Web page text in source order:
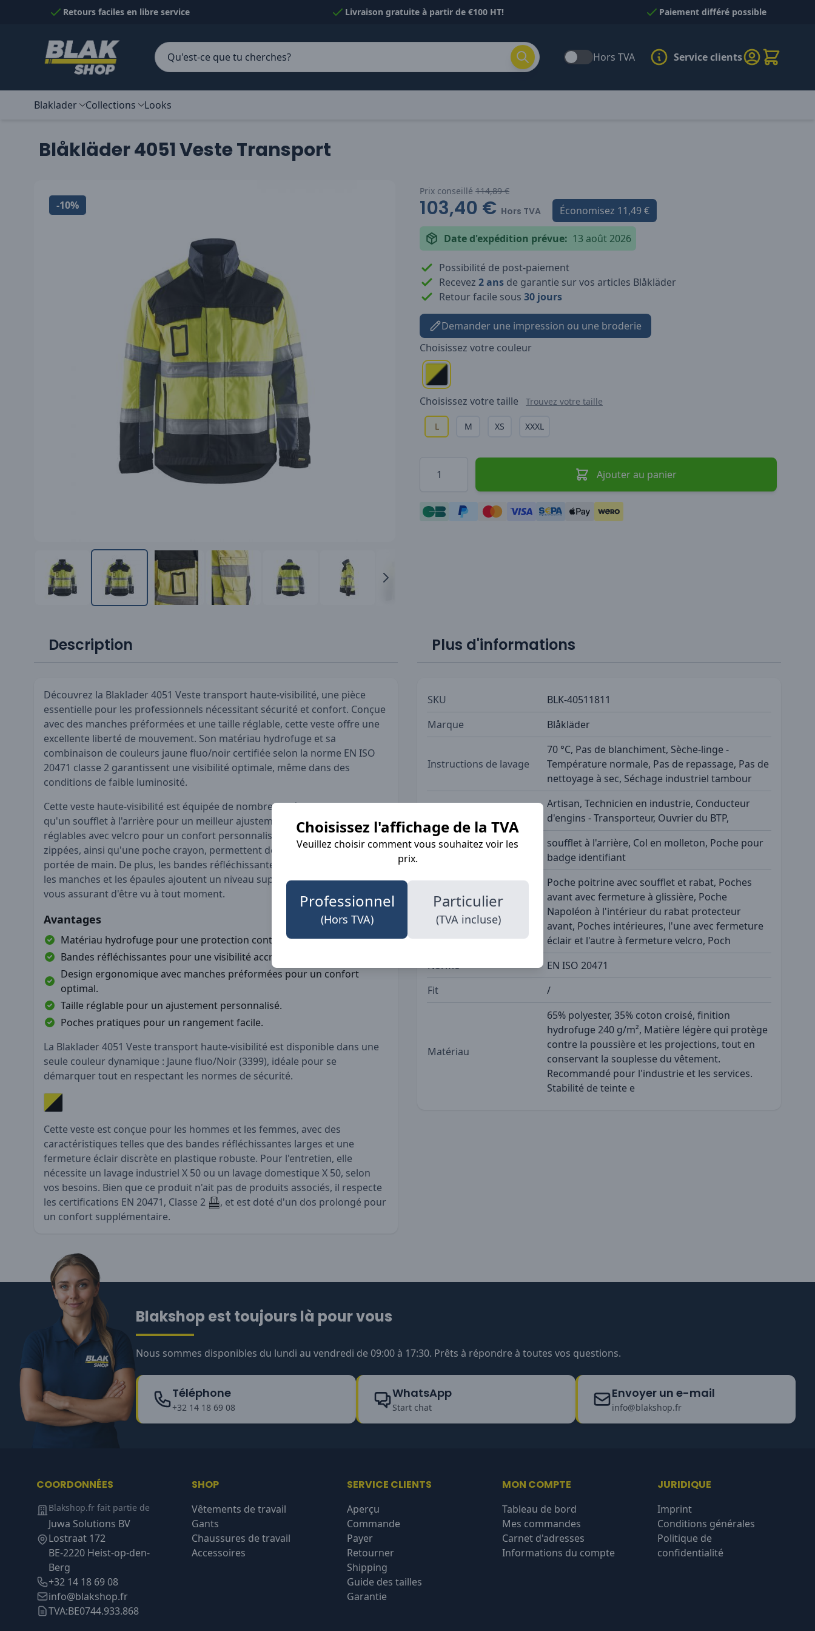
Passer au contenu
Choisissez l'affichage de la TVA
Veuillez choisir comment vous souhaitez voir les
prix.
Professionnel
(Hors TVA)
Particulier
(TVA incluse)
Retours faciles en libre service Livraison gratuite à partir de €100 HT! Paiement différé possible
Hors TVA Service clients
Blaklader Collections Looks
Blåkläder 4051 Veste Transport
-10%
Prix conseillé 114,89 €
103,40 € Hors TVA Économisez 11,49 €
Date d'expédition prévue: 13 août 2026
Possibilité de post-paiement
Recevez 2 ans de garantie sur vos articles Blåkläder
Retour facile sous 30 jours
Demander une impression ou une broderie
Choisissez votre couleur
Choisissez votre taille Trouvez votre taille
L M XS XXXL
Ajouter au panier
Description
Découvrez la Blaklader 4051 Veste transport haute-visibilité, une pièce
essentielle pour les professionnels nécessitant sécurité et confort. Conçue
avec des manches préformées et une taille réglable, cette veste offre une
excellente liberté de mouvement. Son matériau hydrofuge et sa
combinaison de couleurs jaune fluo/noir certifiée selon la norme EN ISO
20471 classe 2 garantissent une visibilité optimale, même dans des
conditions de faible luminosité.
Cette veste haute-visibilité est équipée de nombreux détails pratiques, tels
qu'un soufflet à l'arrière pour un meilleur ajustement et des poignets
réglables avec velcro pour un confort personnalisé. Les poches avant
zippées, ainsi qu'une poche crayon, permettent de garder vos essentiels à
portée de main. De plus, les bandes réfléchissantes de 50 mm sur le corps,
les manches et les épaules ajoutent un niveau supplémentaire de sécurité,
vous assurant d'être vu à tout moment.
Avantages
Matériau hydrofuge pour une protection contre les intempéries.
Bandes réfléchissantes pour une visibilité accrue.
Design ergonomique avec manches préformées pour un confort
optimal.
Taille réglable pour un ajustement personnalisé.
Poches pratiques pour un rangement facile.
La Blaklader 4051 Veste transport haute-visibilité est disponible dans une
seule couleur dynamique : Jaune fluo/Noir (3399), idéale pour se
démarquer tout en respectant les normes de sécurité.
Cette veste est conçue pour les hommes et les femmes, avec des
caractéristiques telles que des bandes réfléchissantes larges et une
fermeture éclair discrète en plastique robuste. Pour l'entretien, elle
nécessite un lavage industriel X 50 ou un lavage domestique X 50, selon
vos besoins. Bien que ce produit n'ait pas de produits associés, il respecte
les certifications EN 20471, Classe 2
, et est doté d'un dos prolongé pour
un confort supplémentaire.
Plus d'informations
SKU
BLK-40511811
Marque
Blåkläder
Instructions de lavage
70 °C, Pas de blanchiment, Sèche-linge -
Température normale, Pas de repassage, Pas de
nettoyage à sec, Séchage industriel tambour
Artisan, Technicien en industrie, Conducteur
d'engins - Transporteur, Ouvrier du BTP,
Détails
soufflet à l'arrière, Col en molleton, Poche pour
badge identifiant
Poche poitrine avec soufflet et rabat, Poches
avant avec fermeture à glissière, Poche
Napoléon à l'intérieur du rabat protecteur
avant, Poches intérieures, l'une avec fermeture
éclair et l'autre à fermeture velcro, Poch
Norme
EN ISO 20471
Fit
/
Matériau
65% polyester, 35% coton croisé, finition
hydrofuge 240 g/m², Matière légère qui protège
contre la poussière et les projections, tout en
conservant la souplesse du vêtement.
Recommandé pour l'industrie et les services.
Stabilité de teinte e
Blakshop est toujours là pour vous
Nous sommes disponibles du lundi au vendredi de 09:00 à 17:30. Prêts à répondre à toutes vos questions.
Téléphone
+32 14 18 69 08
WhatsApp
Start chat
Envoyer un e-mail
info@blakshop.fr
COORDONNÉES
Blakshop.fr fait partie de
Juwa Solutions BV
Lostraat 172
BE-2220 Heist-op-den-
Berg
+32 14 18 69 08
info@blakshop.fr
TVA:BE0744.933.868
SHOP
Vêtements de travail
Gants
Chaussures de travail
Accessoires
SERVICE CLIENTS
Aperçu
Commande
Payer
Retourner
Shipping
Guide des tailles
Garantie
MON COMPTE
Tableau de bord
Mes commandes
Carnet d'adresses
Informations du compte
JURIDIQUE
Imprint
Conditions générales
Politique de
confidentialité